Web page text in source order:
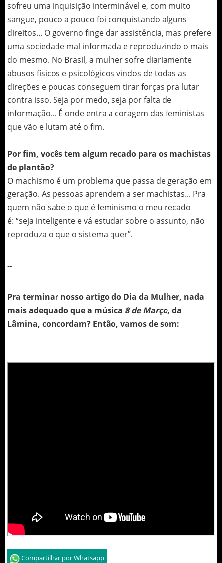
sofreu uma inquisição interminável e, com muito
sangue, pouco a pouco foi conquistando alguns
direitos... O governo finge dar assistência, mas prefere
uma sociedade mal informada e reproduzindo o mais
do mesmo. No Brasil, a mulher sofre diariamente
abusos físicos e psicológicos vindos de todas as
direções e poucas conseguem tirar forças pra lutar
contra isso. Seja por medo, seja por falta de
informação... É onde entra a coragem das feministas
que vão e lutam até o fim.
Por fim, vocês tem algum recado para os machistas
de plantão?
O machismo é um problema que passa de geração em
geração. As pessoas aprendem a ser machistas... Pra
quem não sabe o que é feminismo o meu recado
é: “seja inteligente e vá estudar sobre o assunto, não
reproduza o que o sistema quer”.
--
Pra terminar nosso artigo do Dia da Mulher, nada
mais adequado que a música 8 de Março, da
Lâmina, concordam? Então, vamos de som:
Compartilhar por Whatsapp